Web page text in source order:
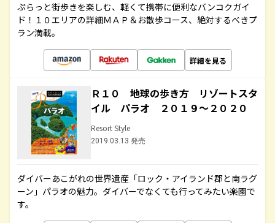
ぷらっと街歩きを楽しむ、軽くて携帯に便利なバンコクガイ
ド！１０エリアの詳細ＭＡＰ＆お散歩コース、絶対するべきプ
ラン満載。
詳細を見る
Ｒ１０ 地球の歩き方 リゾートスタ
イル パラオ ２０１９～２０２０
Resort Style
2019.03.13 発売
ダイバーあこがれの世界遺産「ロック・アイランド郡と南ラグ
ーン」パラオの魅力。ダイバーでなくても行ってみたい楽園で
す。